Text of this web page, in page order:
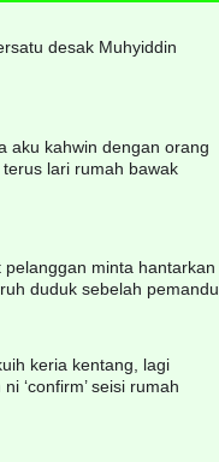
desak Muhyiddin
aku kahwin dengan orang
lari rumah bawak
minta hantarkan
duduk sebelah pemandu
keria kentang, lagi
‘confirm’ seisi rumah